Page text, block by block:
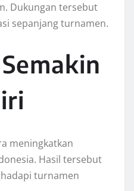
Dukungan tersebut
sepanjang turnamen.
meningkatkan
Hasil tersebut
turnamen